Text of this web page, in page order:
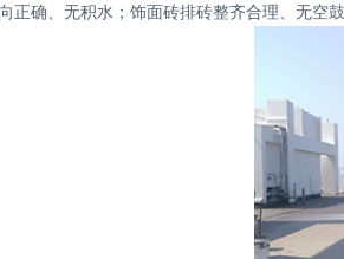
正确、无积水；饰面砖排砖整齐合理、无空